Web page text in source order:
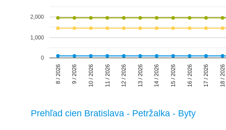
8 / 2026 9 / 2026 10 / 2026 11 / 2026 12 / 2026 13 / 2026 14 / 2026 15 / 2026 16 / 2026 17 / 2026 18 / 2026
0
1,000
2,000
Prehľad cien Bratislava - Petržalka - Byty